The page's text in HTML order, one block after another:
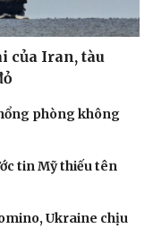
của Iran, tàu
phòng không
tin Mỹ thiếu tên
Ukraine chịu